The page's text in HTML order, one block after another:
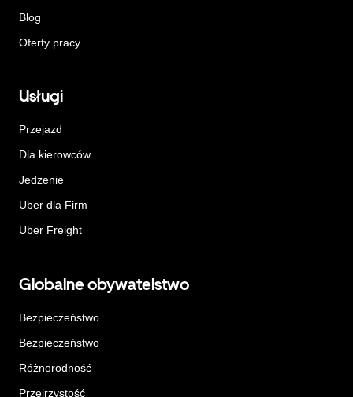
Blog
Oferty pracy
Usługi
Przejazd
Dla kierowców
Jedzenie
Uber dla Firm
Uber Freight
Globalne obywatelstwo
Bezpieczeństwo
Bezpieczeństwo
Różnorodność
Przejrzystość